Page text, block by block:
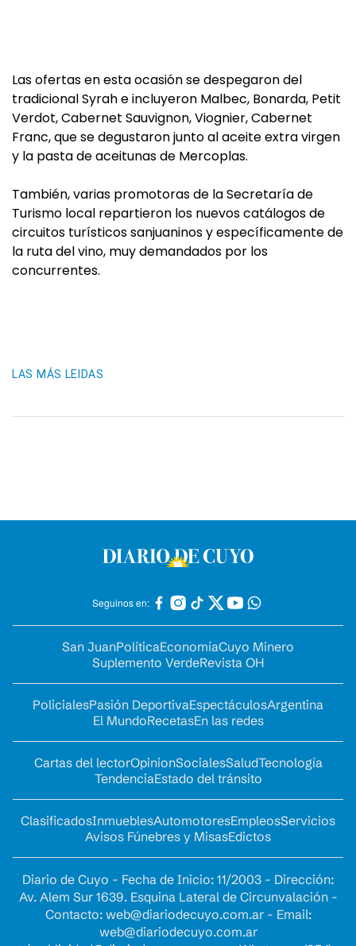
Las ofertas en esta ocasión se despegaron del
tradicional Syrah e incluyeron Malbec, Bonarda, Petit
Verdot, Cabernet Sauvignon, Viognier, Cabernet
Franc, que se degustaron junto al aceite extra virgen
y la pasta de aceitunas de Mercoplas.
También, varias promotoras de la Secretaría de
Turismo local repartieron los nuevos catálogos de
circuitos turísticos sanjuaninos y específicamente de
la ruta del vino, muy demandados por los
concurrentes.
LAS MÁS LEIDAS
Seguinos en:
San JuanPolíticaEconomíaCuyo Minero
Suplemento VerdeRevista OH
PolicialesPasión DeportivaEspectáculosArgentina
El MundoRecetasEn las redes
Cartas del lectorOpinionSocialesSaludTecnología
TendenciaEstado del tránsito
ClasificadosInmueblesAutomotoresEmpleosServicios
Avisos Fúnebres y MisasEdictos
Diario de Cuyo - Fecha de Inicio: 11/2003 - Dirección:
Av. Alem Sur 1639. Esquina Lateral de Circunvalación -
Contacto: web@diariodecuyo.com.ar- Email:
web@diariodecuyo.com.ar